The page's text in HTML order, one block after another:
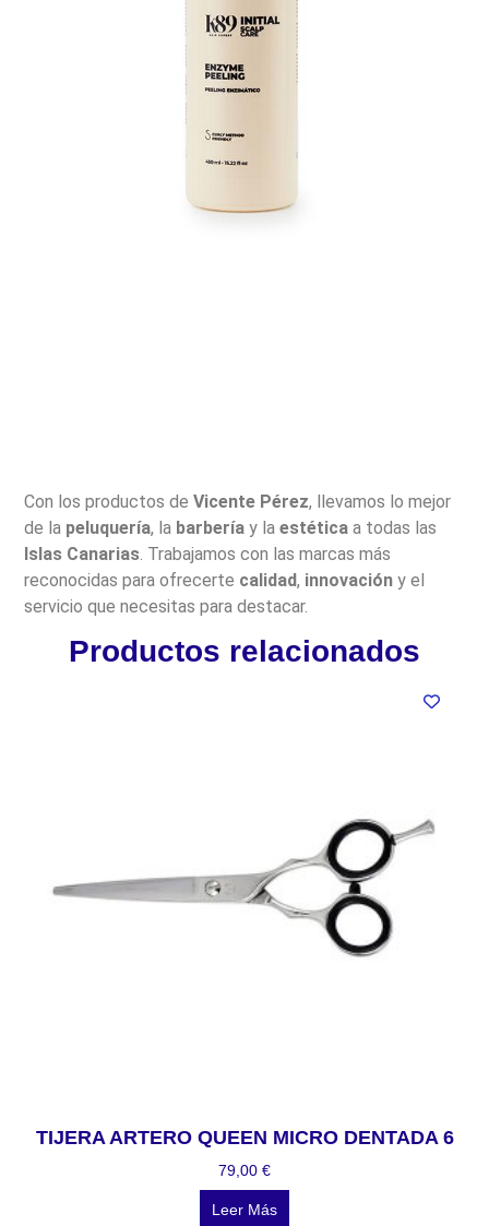
Con los productos deVicente Pérez, llevamos lo mejor
de la peluquería, la barbería y laestética a todas las
Islas Canarias . Trabajamos con las marcas más
reconocidas para ofrecerte calidad, innovación y el
servicio que necesitas para destacar.
Productos relacionados
TIJERA ARTERO QUEEN MICRO DENTADA 6
79,00 €
Leer Más